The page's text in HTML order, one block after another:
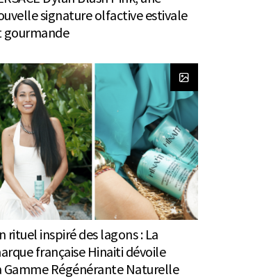
signature olfactive estivale
gourmande
rituel inspiré des lagons : La
française Hinaiti dévoile
Gamme Régénérante Naturelle